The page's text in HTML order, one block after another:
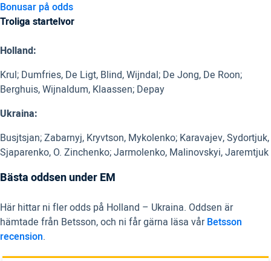
Bonusar på odds
Troliga startelvor
Holland:
Krul; Dumfries, De Ligt, Blind, Wijndal; De Jong, De Roon;
Berghuis, Wijnaldum, Klaassen; Depay
Ukraina:
Busjtsjan; Zabarnyj, Kryvtson, Mykolenko; Karavajev, Sydortjuk,
Sjaparenko, O. Zinchenko; Jarmolenko, Malinovskyi, Jaremtjuk
Bästa oddsen under EM
Här hittar ni fler odds på Holland – Ukraina. Oddsen är
hämtade från Betsson, och ni får gärna läsa vårBetsson
recension.